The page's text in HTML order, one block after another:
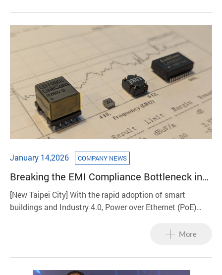
成長動能強勁。
January 14,2026 COMPANY NEWS
Breaking the EMI Compliance Bottleneck in
PoE Equipment: LinkCom Manufacturing Co.,
Ltd. Launches a One-Stop Transformer and
[New Taipei City] With the rapid adoption of smart
buildings and Industry 4.0, Power over Ethernet (PoE)
higher operating frequencies. However, the resulting
become the final barrier before a product can be brought
to market. To simplify the development process, LinkCom
More